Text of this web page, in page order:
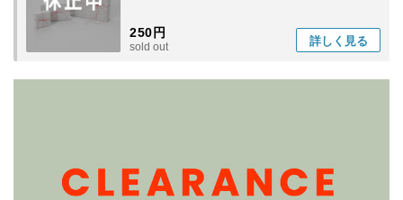
250円
sold out 詳しく 見る